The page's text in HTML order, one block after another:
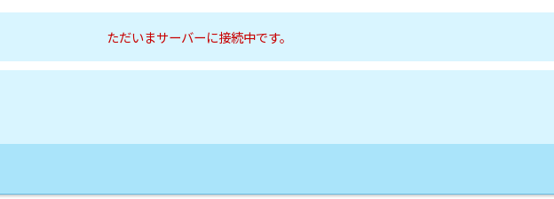
ただいまサーバーに接続中です。